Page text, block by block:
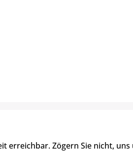
erreichbar. Zögern Sie nicht,